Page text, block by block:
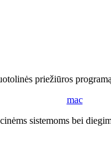
priežiūros
mac
sistemoms bei